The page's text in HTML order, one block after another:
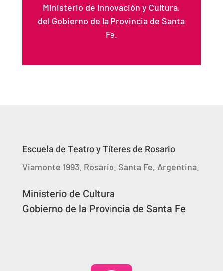
Ministerio de Innovación y Cultura,
del Gobierno de la Provincia de Santa
Fe.
Escuela de Teatro y Títeres de Rosario
Viamonte 1993. Rosario. Santa Fe, Argentina.
Ministerio de Cultura
Gobierno de la Provincia de Santa Fe